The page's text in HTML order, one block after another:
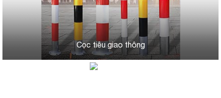
Cọc tiêu giao thông